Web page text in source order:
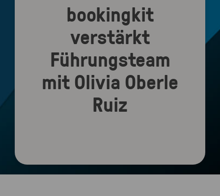
bookingkit
verstärkt
Führungsteam
mit Olivia Oberle
Ruiz